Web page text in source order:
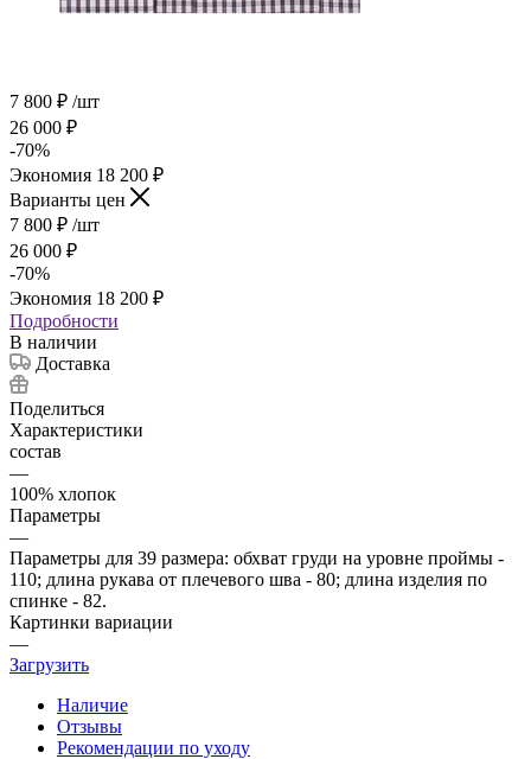
7 800 ₽ /шт
26 000 ₽
-70%
Экономия 18 200 ₽
Варианты цен
7 800 ₽ /шт
26 000 ₽
-70%
Экономия 18 200 ₽
Подробности
В наличии
Доставка
Поделиться
Характеристики
состав
—
100% хлопок
Параметры
—
Параметры для 39 размера: обхват груди на уровне проймы -
110; длина рукава от плечевого шва - 80; длина изделия по
спинке - 82.
Картинки вариации
—
Загрузить
Наличие
Отзывы
Рекомендации по уходу